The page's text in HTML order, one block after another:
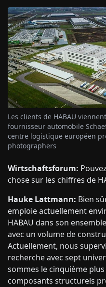
Les clients de HABAU
fournisseur automobile
centre logistique européen
photographers
Wirtschaftsforum:
chose sur les chiffres de
Hauke Lattmann: Bien
emploie actuellement
HABAU dans son
avec un volume de
Actuellement, nous
recherche avec sept
sommes le cinquième
composants structurels